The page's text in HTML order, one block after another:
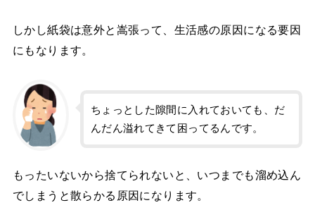
しかし紙袋は意外と嵩張って、生活感の原因になる要因
にもなります。
ちょっとした隙間に入れておいても、だ
んだん溢れてきて困ってるんです。
もったいないから捨てられないと、いつまでも溜め込ん
でしまうと散らかる原因になります。